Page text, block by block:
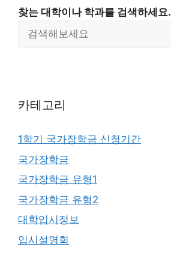
찾는 대학이나 학과를 검색하세요.
카테고리
1학기 국가장학금 신청기간
국가장학금
국가장학금 유형1
국가장학금 유형2
대학입시정보
입시설명회